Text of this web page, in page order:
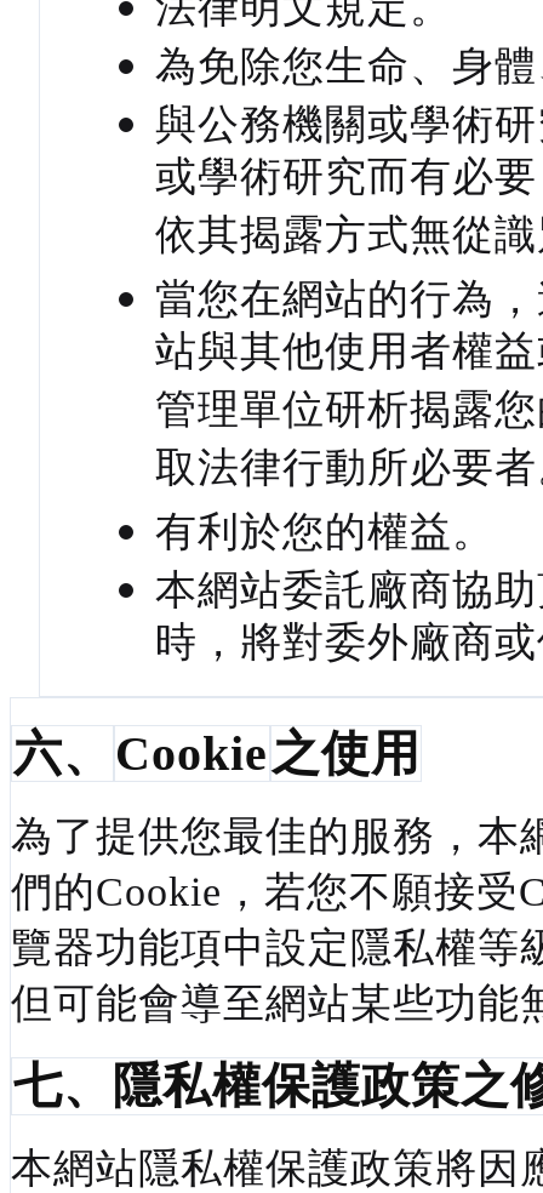
為免除您生命、身
與公務機關或學術
或學術研究而有必
依其揭露方式無從
當您在網站的行為
站與其他使用者權
管理單位研析揭露
取法律行動所必要
有利於您的權益。
本網站委託廠商協
時，將對委外廠商
六、 Cookie之使用
為了提供您最佳的服務，本
們的Cookie ，若您不願接受
覽器功能項中設定隱私權等
但可能會導至網站某些功能
七、隱私權保護政策之
本網站隱私權保護政策將因